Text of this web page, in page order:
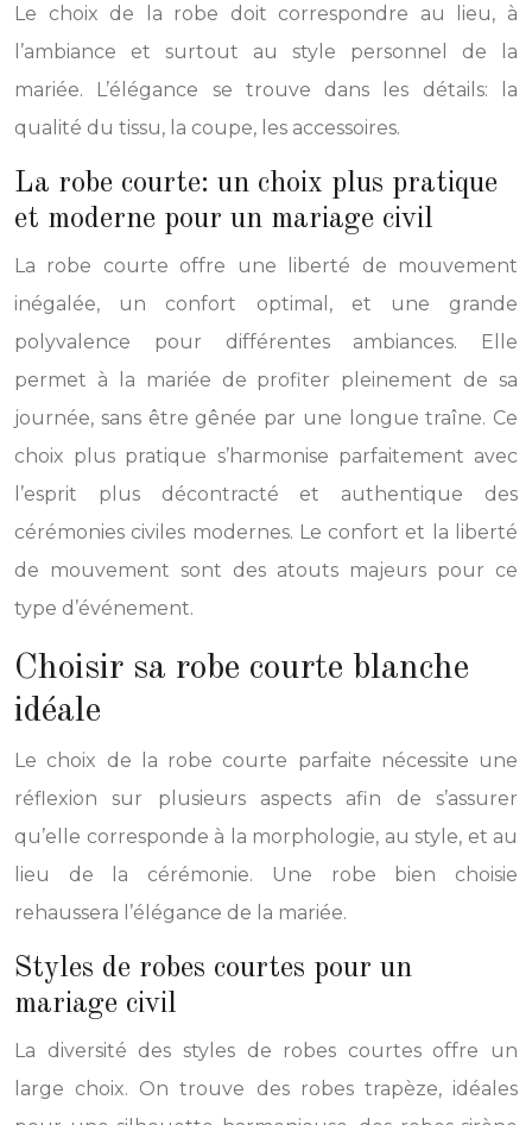
Le choix de la robe doit correspondre au lieu, à
l’ambiance et surtout au style personnel de la
mariée. L’élégance se trouve dans les détails: la
qualité du tissu, la coupe, les accessoires.
La robe courte: un choix plus pratique
et moderne pour un mariage civil
La robe courte offre une liberté de mouvement
inégalée, un confort optimal, et une grande
polyvalence pour différentes ambiances. Elle
permet à la mariée de profiter pleinement de sa
journée, sans être gênée par une longue traîne. Ce
choix plus pratique s’harmonise parfaitement avec
l’esprit plus décontracté et authentique des
cérémonies civiles modernes. Le confort et la liberté
de mouvement sont des atouts majeurs pour ce
type d’événement.
Choisir sa robe courte blanche
idéale
Le choix de la robe courte parfaite nécessite une
réflexion sur plusieurs aspects afin de s’assurer
qu’elle corresponde à la morphologie, au style, et au
lieu de la cérémonie. Une robe bien choisie
rehaussera l’élégance de la mariée.
Styles de robes courtes pour un
mariage civil
La diversité des styles de robes courtes offre un
large choix. On trouve des robes trapèze, idéales